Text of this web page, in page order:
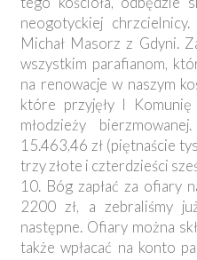
neogotyckiej
Michał Masorz z Gdyni.
wszystkim parafianom,
na renowacje w naszym
które przyjęły I
młodzieży
15.463,46 zł (piętnaście
trzy złote i czterdzieści
10. Bóg zapłać za ofiary
2200 zł, a zebraliśmy
następne. Ofiary można
także wpłacać na konto